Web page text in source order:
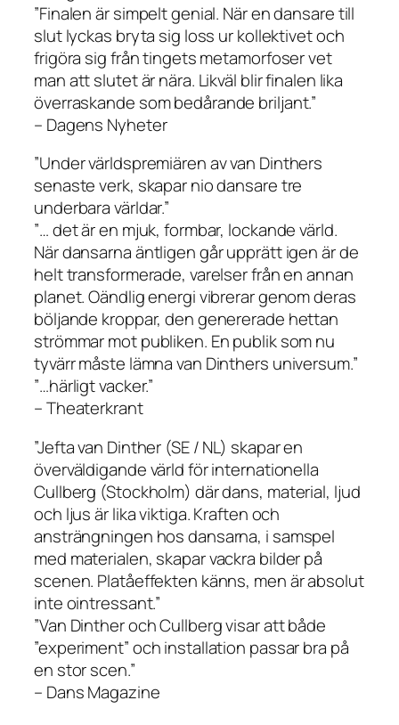
”Finalen är simpelt genial. När en dansare till
slut lyckas bryta sig loss ur kollektivet och
frigöra sig från tingets metamorfoser vet
man att slutet är nära. Likväl blir finalen lika
överraskande som bedårande briljant.”
– Dagens Nyheter
”Under världspremiären av van Dinthers
senaste verk, skapar nio dansare tre
underbara världar.”
”… det är en mjuk, formbar, lockande värld.
När dansarna äntligen går upprätt igen är de
helt transformerade, varelser från en annan
planet. Oändlig energi vibrerar genom deras
böljande kroppar, den genererade hettan
strömmar mot publiken. En publik som nu
tyvärr måste lämna van Dinthers universum.”
”…härligt vacker.”
– Theaterkrant
”Jefta van Dinther (SE / NL) skapar en
överväldigande värld för internationella
Cullberg (Stockholm) där dans, material, ljud
och ljus är lika viktiga. Kraften och
ansträngningen hos dansarna, i samspel
med materialen, skapar vackra bilder på
scenen. Platåeffekten känns, men är absolut
inte ointressant.”
”Van Dinther och Cullberg visar att både
”experiment” och installation passar bra på
en stor scen.”
– Dans Magazine